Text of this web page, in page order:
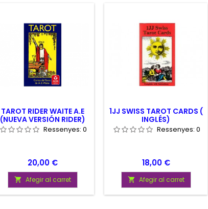
TAROT RIDER WAITE A.E
(NUEVA VERSIÓN RIDER)
Ressenyes: 0
Preu
20,00 €
 Afegir al carret
1JJ SWISS TAROT CARDS (
INGLÉS)
Ressenyes: 0
Preu
18,00 €
 Afegir al carret